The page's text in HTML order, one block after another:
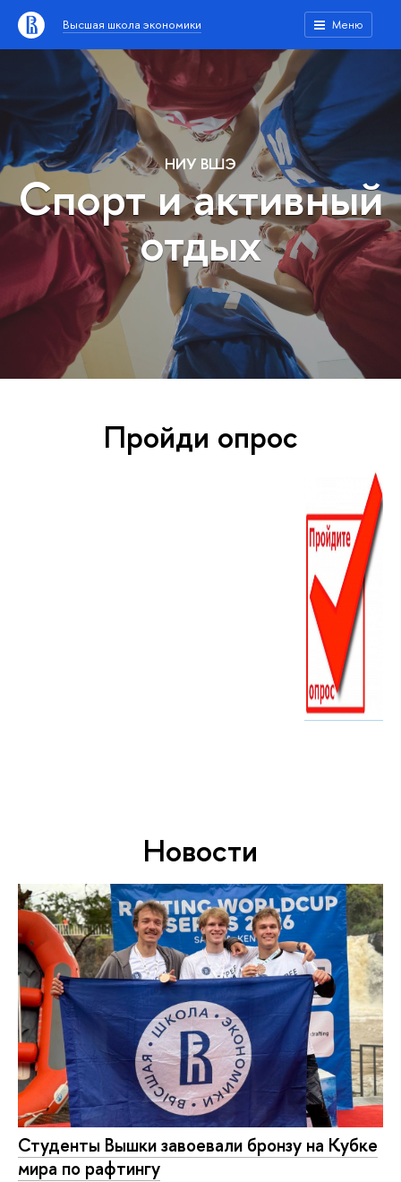
Высшая школа экономики Меню
НИУ ВШЭ
Спорт и активный
отдых
Пройди опрос
Новости
Студенты Вышки завоевали бронзу на Кубке
мира по рафтингу